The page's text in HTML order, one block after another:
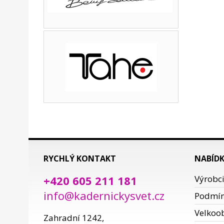
RYCHLÝ KONTAKT
+420 605 211 181
info@kadernickysvet.cz
Zahradní 1242,
Výrobci